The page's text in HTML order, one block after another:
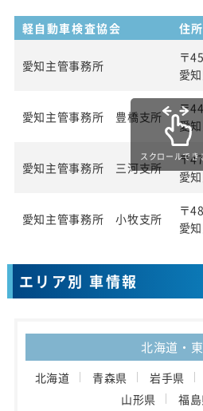
軽自動車検査協会 住所
愛知主管事務所
〒
愛
愛知主管事務所 豊橋支所
〒
愛
愛知主管事務所 三河支所
〒
愛
愛知主管事務所 小牧支所
〒
愛
スクロールでき
エリア別 車情報
北海道・
北海道 青森県 岩手県
山形県
福